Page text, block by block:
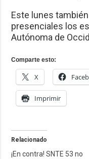
Este lunes
presenciales los
Autónoma de
Comparte esto:
X
Imprimir
Relacionado
¡En contra! SNTE 53 no